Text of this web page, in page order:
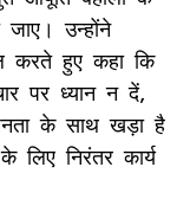
उन्होंने
करते हुए कहा कि
पर ध्यान न दें,
के साथ खड़ा है
निरंतर कार्य